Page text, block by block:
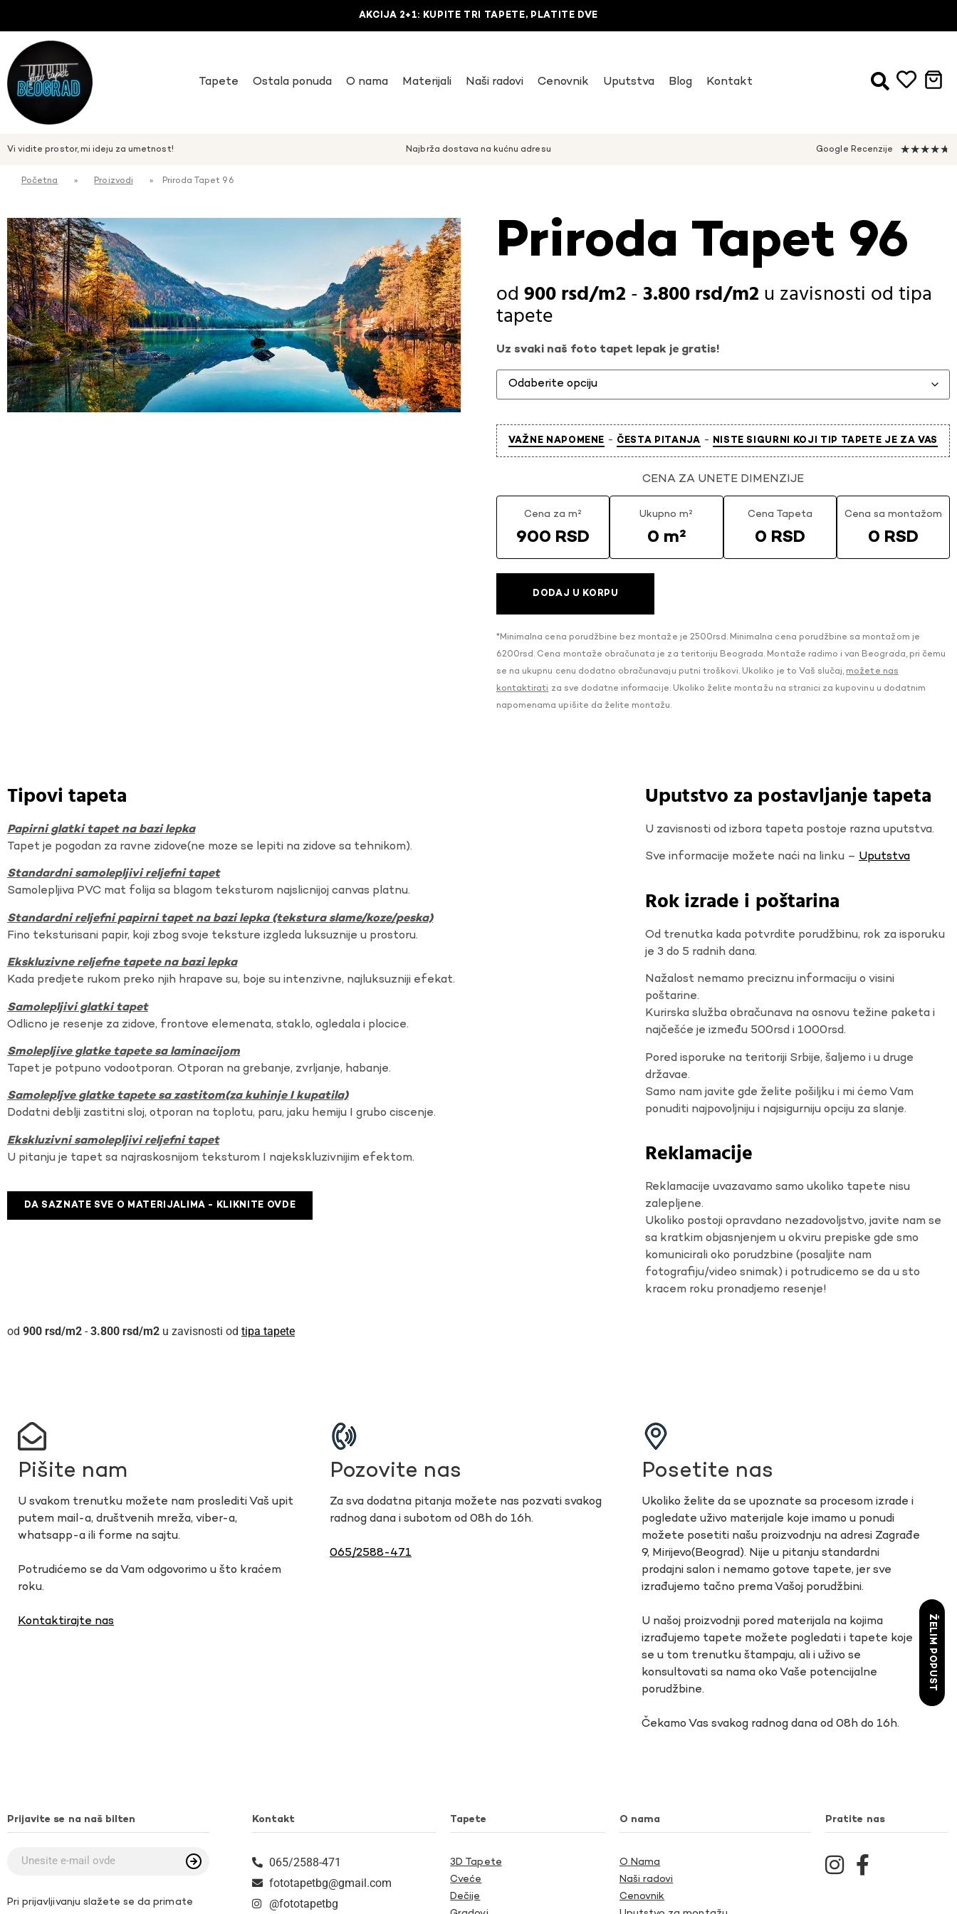
AKCIJA 2+1: KUPITE TRI TAPETE, PLATITE DVE
Tapete Ostala ponuda O nama Materijali Naši radovi Cenovnik Uputstva Blog Kontakt
Vi vidite prostor, mi ideju za umetnost! Najbrža dostava na kućnu adresu Google Recenzije ★★★★★
Početna » Proizvodi » Priroda Tapet 96
Priroda Tapet 96
900rsd -3.800rsd u zavisnosti od tipa
tapete
Uz svaki naš foto tapet lepak je gratis!
VAŽNE NAPOMENE - ČESTA PITANJA - NISTE SIGURNI KOJI TIP TAPETE JE ZA VAS
CENA ZA UNETE DIMENZIJE
Cena za m²
900 RSD
Ukupno m²
0 m²
Cena Tapeta
0 RSD
Cena sa montažom
0 RSD
DODAJ U KORPU
*Minimalna cena porudžbine bez montaže je 2500rsd. Minimalna cena porudžbine sa montažom je
6200rsd. Cena montaže obračunata je za teritoriju Beograda. Montaže radimo i van Beograda, pri čemu
se na ukupnu cenu dodatno obračunavaju putni troškovi. Ukoliko je to Vaš slučaj, možete nas
kontaktirati za sve dodatne informacije. Ukoliko želite montažu na stranici za kupovinu u dodatnim
napomenama upišite da želite montažu.
Tipovi tapeta
Papirni glatki tapet na bazi lepka
Tapet je pogodan za ravne zidove(ne moze se lepiti na zidove sa tehnikom).
Standardni samolepljivi reljefni tapet
Samolepljiva PVC mat folija sa blagom teksturom najslicnijoj canvas platnu.
Standardni reljefni papirni tapet na bazi lepka (tekstura slame/koze/peska)
Fino teksturisani papir, koji zbog svoje teksture izgleda luksuznije u prostoru.
Ekskluzivne reljefne tapete na bazi lepka
Kada predjete rukom preko njih hrapave su, boje su intenzivne, najluksuzniji efekat.
Samolepljivi glatki tapet
Odlicno je resenje za zidove, frontove elemenata, staklo, ogledala i plocice.
Smolepljive glatke tapete sa laminacijom
Tapet je potpuno vodootporan. Otporan na grebanje, zvrljanje, habanje.
Samolepljve glatke tapete sa zastitom(za kuhinje I kupatila)
Dodatni deblji zastitni sloj, otporan na toplotu, paru, jaku hemiju I grubo ciscenje.
Ekskluzivni samolepljivi reljefni tapet
U pitanju je tapet sa najraskosnijom teksturom I najekskluzivnijim efektom.
DA SAZNATE SVE O MATERIJALIMA - KLIKNITE OVDE
Uputstvo za postavljanje tapeta
U zavisnosti od izbora tapeta postoje razna uputstva.
Sve informacije možete naći na linku – Uputstva
Rok izrade i poštarina
Od trenutka kada potvrdite porudžbinu, rok za isporuku
je 3 do 5 radnih dana.
Nažalost nemamo preciznu informaciju o visini
poštarine.
Kurirska služba obračunava na osnovu težine paketa i
najčešće je između 500rsd i 1000rsd.
Pored isporuke na teritoriji Srbije, šaljemo i u druge
državae.
Samo nam javite gde želite pošiljku i mi ćemo Vam
ponuditi najpovoljniju i najsigurniju opciju za slanje.
Reklamacije
Reklamacije uvazavamo samo ukoliko tapete nisu
zalepljene.
Ukoliko postoji opravdano nezadovoljstvo, javite nam se
sa kratkim objasnjenjem u okviru prepiske gde smo
komunicirali oko porudzbine (posaljite nam
fotografiju/video snimak) i potrudicemo se da u sto
kracem roku pronadjemo resenje!
900 rsd - 3.800 rsd u zavisnosti od tipa tapete
Pišite nam
U svakom trenutku možete nam proslediti Vaš upit
putem mail-a, društvenih mreža, viber-a,
whatsapp-a ili forme na sajtu.
Potrudićemo se da Vam odgovorimo u što kraćem
roku.
Kontaktirajte nas
Pozovite nas
Za sva dodatna pitanja možete nas pozvati svakog
radnog dana i subotom od 08h do 16h.
065/2588-471
Posetite nas
Ukoliko želite da se upoznate sa procesom izrade i
pogledate uživo materijale koje imamo u ponudi
možete posetiti našu proizvodnju na adresi Zagrađe
9, Mirijevo(Beograd). Nije u pitanju standardni
prodajni salon i nemamo gotove tapete, jer sve
izrađujemo tačno prema Vašoj porudžbini.
U našoj proizvodnji pored materijala na kojima
izrađujemo tapete možete pogledati i tapete koje
se u tom trenutku štampaju, ali i uživo se
konsultovati sa nama oko Vaše potencijalne
porudžbine.
Čekamo Vas svakog radnog dana od 08h do 16h.
Prijavite se na naš bilten
Pri prijavljivanju slažete se da primate
Kontakt
065/2588-471
fototapetbg@gmail.com
@fototapetbg
Tapete
3D Tapete
Cveće
Dečije
O nama
O Nama
Naši radovi
Cenovnik
Pratite nas
ŽELIM POPUST